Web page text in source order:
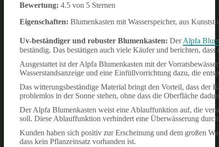
Bewertung: 4.5 von 5 Sternen
Eigenschaften: Blumenkasten mit Wasserspeicher, aus
Uv-beständiger und robuster Blumenkasten: DerAlpfa
beständig. Das bestätigen auch viele Käufer und berichten,
Ausgestattet ist der Alpfa Blumenkasten mit der
Wasserstandsanzeige und eine Einfüllvorrichtung dazu, die
Das witterungsbeständige Material bringt den Vorteil, dass der
problemlos in der Sonne stehen, ohne dass die Oberfläche
Der Alpfa Blumenkasten weist eine Ablauffunktion auf, die
soll. Diese Ablauffunktion verhindert eine Überwässerung
Kunden haben sich positiv zur Erscheinung und dem großen
dass kein Pflanzeinsatz vorhanden ist.